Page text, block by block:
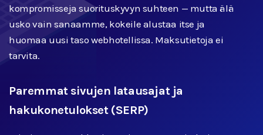
kompromisseja suorituskyvyn suhteen — mutta älä
usko vain sanaamme, kokeile alustaa itse ja
huomaa uusi taso webhotellissa. Maksutietoja ei
tarvita.
Paremmat sivujen latausajat ja
hakukonetulokset (SERP)